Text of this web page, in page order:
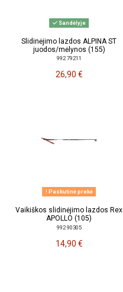
Sandėlyje
Slidinėjimo lazdos ALPINA ST
juodos/mėlynos (155)
992 79211
26,90 €
Paskutinė prekė
Vaikiškos slidinėjimo lazdos Rex
APOLLO (105)
992 90305
14,90 €